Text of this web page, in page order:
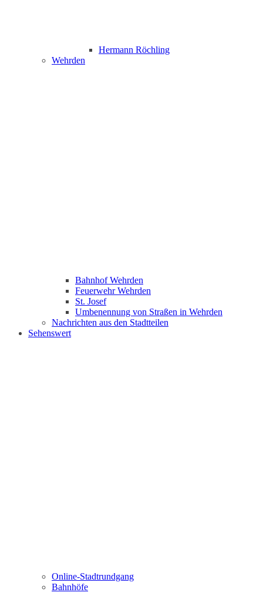
Hermann Röchling
Wehrden
Bahnhof Wehrden
Feuerwehr Wehrden
St. Josef
Umbenennung von Straßen in Wehrden
Nachrichten aus den Stadtteilen
Sehenswert
Online-Stadtrundgang
Bahnhöfe